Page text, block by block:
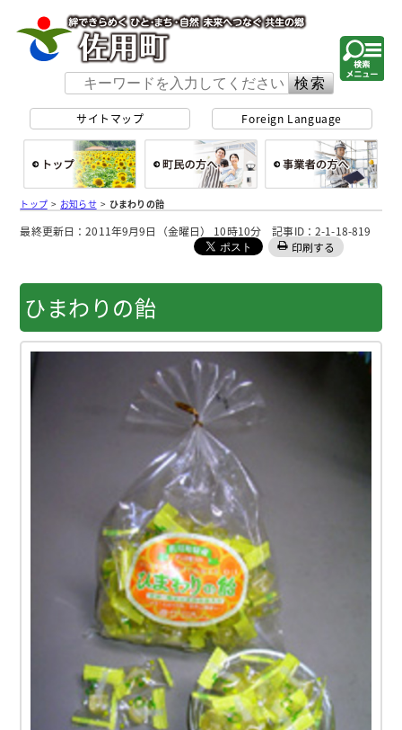
サイトマップ Foreign Language
総合トップ
トップ> お知らせ> ひまわりの飴
最終更新日：2011年9月9日（金曜日） 10時10分 記事ID：2-1-18-819
印刷する
ひまわりの飴